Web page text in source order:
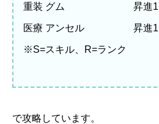
重装 グム 昇進1
医療 アンセル 昇進1
※S=スキル、R=ランク
で攻略しています。